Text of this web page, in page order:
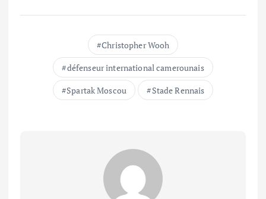
Christopher Wooh
défenseur international camerounais
Spartak Moscou
Stade Rennais